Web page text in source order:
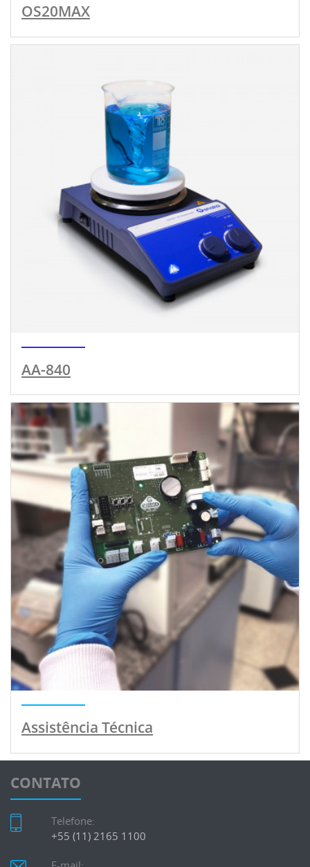
OS20MAX
AA-840
Assistência Técnica
CONTATO
Telefone:
+55 (11) 2165 1100